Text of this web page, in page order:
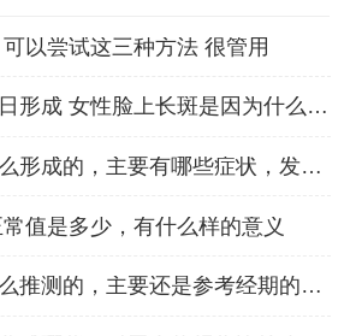
以尝试这三种方法 很管用
斑点不是一日形成 女性脸上长斑是因为什么原因
子宫肌瘤怎么形成的，主要有哪些症状，发病原
值是多少，有什么样的意义
排卵期是怎么推测的，主要还是参考经期的身体